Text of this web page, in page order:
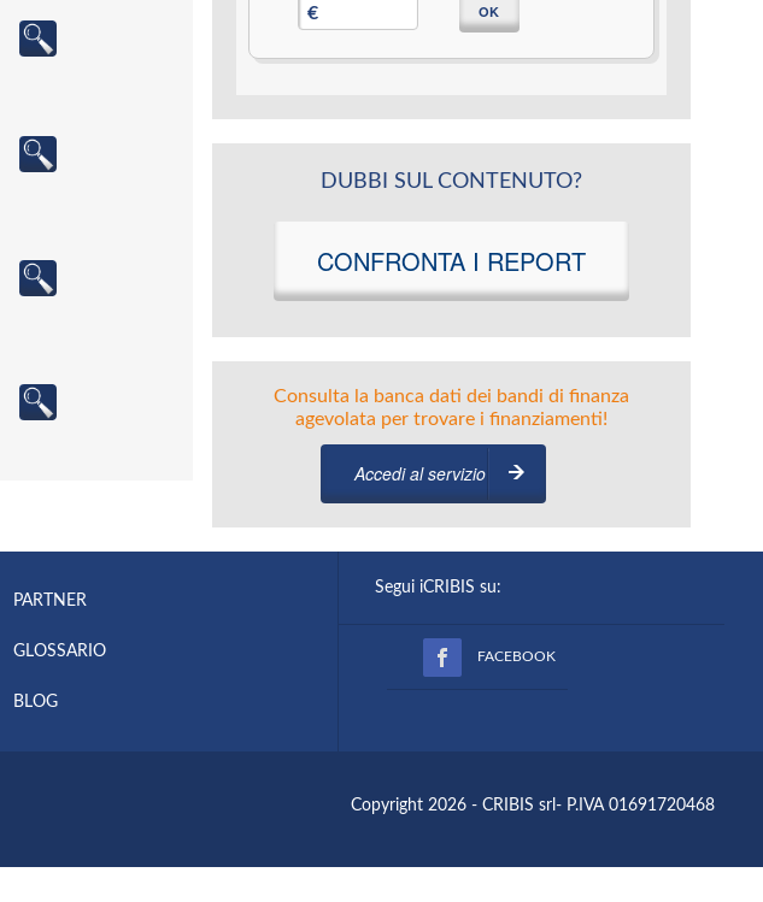
€ OK
DUBBI SUL CONTENUTO?
CONFRONTA I REPORT
Consulta la banca dati dei bandi di finanza
agevolata per trovare i finanziamenti!
Accedi al servizio
PARTNER
GLOSSARIO
BLOG
Segui iCRIBIS su:
FACEBOOK
Copyright 2026 - CRIBIS srl- P.IVA 01691720468